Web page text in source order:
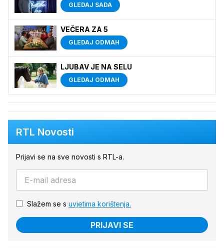
GLEDAJ SADA
VEČERA ZA 5
GLEDAJ ODMAH
LJUBAV JE NA SELU
GLEDAJ ODMAH
RTL Novosti
Prijavi se na sve novosti s RTL-a.
Slažem se s uvjetima korištenja.
PRIJAVI SE